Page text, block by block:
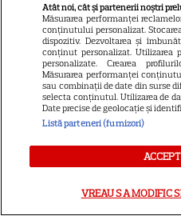
Copyright2026 Ringier
Jocurile de noroc
Atât noi, cât și partenerii noștri
Măsurarea performanței
conținutului personalizat.
dispozitiv. Dezvoltarea și
conținut personalizat. Utilizarea
personalizate. Crearea
Măsurarea performanței
sau combinații de date din surse
selecta conținutul. Utilizarea de
Date precise de geolocație și
Listă parteneri (furnizori)
VREAU SA MODIFIC